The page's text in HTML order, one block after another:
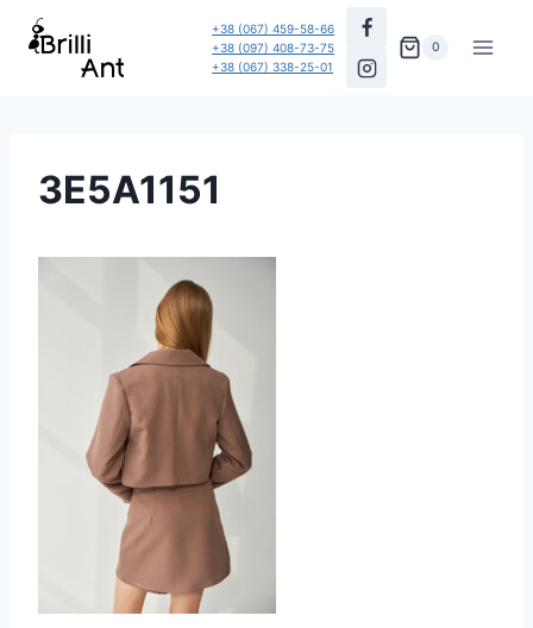
Перейти
+38 (067) 459-58-66
+38 (097) 408-73-75
+38 (067) 338-25-01
0
3E5A1151